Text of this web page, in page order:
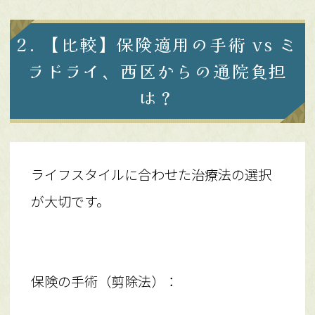
2. 【比較】保険適用の手術 vs ミ
ラドライ、西区からの通院負担
は？
ライフスタイルに合わせた治療法の選択
が大切です。
保険の手術（剪除法）：